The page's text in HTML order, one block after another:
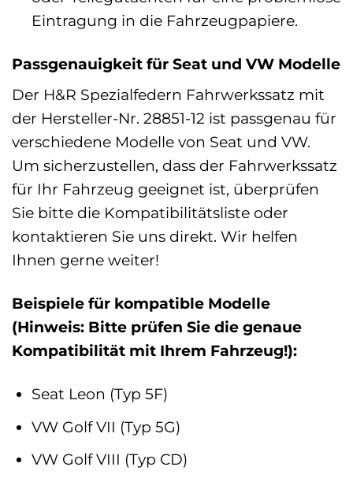
Eintragung in die Fahrzeugpapiere.
Passgenauigkeit für Seat und VW Modelle
Der H&R Spezialfedern Fahrwerkssatz mit
der Hersteller-Nr. 28851-12 ist passgenau für
verschiedene Modelle von Seat und VW.
Um sicherzustellen, dass der Fahrwerkssatz
für Ihr Fahrzeug geeignet ist, überprüfen
Sie bitte die Kompatibilitätsliste oder
kontaktieren Sie uns direkt. Wir helfen
Ihnen gerne weiter!
Beispiele für kompatible Modelle
(Hinweis: Bitte prüfen Sie die genaue
Kompatibilität mit Ihrem Fahrzeug!):
Seat Leon (Typ 5F)
VW Golf VII (Typ 5G)
VW Golf VIII (Typ CD)